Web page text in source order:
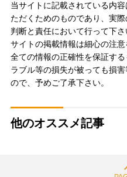
当サイトに記載されている内
ただくためのものであり、実
判断と責任において行って下
サイトの掲載情報は細心の注
全ての情報の正確性を保証す
ラブル等の損失が被っても損
ので、予めご了承下さい。
他のオススメ記事